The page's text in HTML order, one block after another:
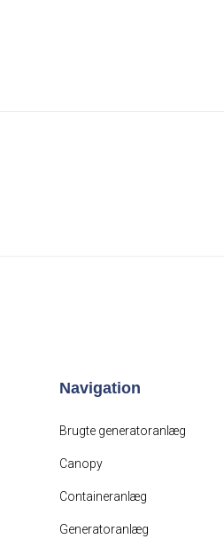
Navigation
Brugte generatoranlæg
Canopy
Containeranlæg
Generatoranlæg